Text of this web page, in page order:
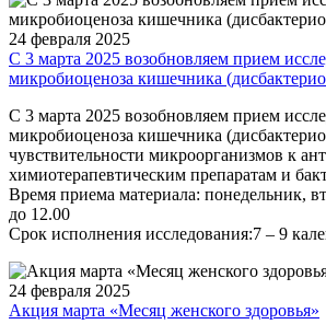
24 февраля 2025
С 3 марта 2025 возобновляем прием
микробиоценоза кишечника
С 3 марта 2025 возобновляем прием
микробиоценоза кишечника
чувствительности микроорганизмов к
химиотерапевтическим препаратам и
Время приема материала: понедельник,
до 12.00
Срок исполнения исследования:7 – 9
24 февраля 2025
Акция марта «Месяц женского здоровья»